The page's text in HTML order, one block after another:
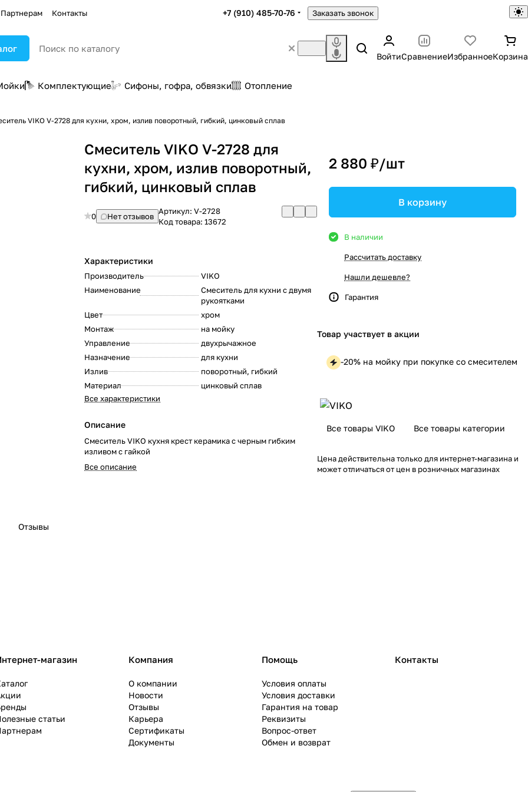
Партнерам Контакты +7 (910) 485-70-76 Заказать звонок
ВойтиСравнениеИзбранноеКорзина
Комплектующие Сифоны, гофра, обвязки Отопление
Смеситель VIKO V-2728 для кухни, хром, излив поворотный, гибкий, цинковый сплав
Смеситель VIKO V-2728 для
кухни, хром, излив поворотный,
гибкий, цинковый сплав
0 Нет отзывов
Артикул:V-2728
Код товара:13672
Характеристики
Производитель
:
VIKO
Наименование
Смеситель для кухни с двумя
рукоятками
Цвет
хром
Монтаж
:
на мойку
Управление
:
двухрычажное
Назначение
:
для кухни
Излив
:
поворотный, гибкий
Материал
:
цинковый сплав
Все характеристики
Описание
Смеситель VIKO кухня крест керамика с черным гибким
изливом с гайкой
Все описание
2 880 ₽/шт
В корзину
В наличии
Рассчитать доставку
Нашли дешевле?
Гарантия
Товар участвует в акции
-20% на мойку при покупке со смесителем
Все товары VIKO Все товары категории
Цена действительна только для интернет-магазина и
может отличаться от цен в розничных магазинах
Отзывы
магазин
статьи
Компания
О компании
Новости
Отзывы
Карьера
Сертификаты
Документы
Помощь
Условия оплаты
Условия доставки
Гарантия на товар
Реквизиты
Вопрос-ответ
Обмен и возврат
Контакты